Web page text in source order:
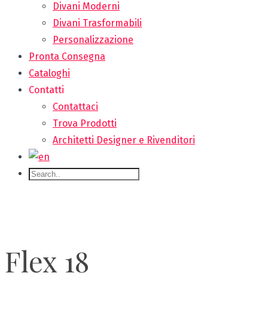
Divani Moderni
Divani Trasformabili
Personalizzazione
Pronta Consegna
Cataloghi
Contatti
Contattaci
Trova Prodotti
Architetti Designer e Rivenditori
Flex 18